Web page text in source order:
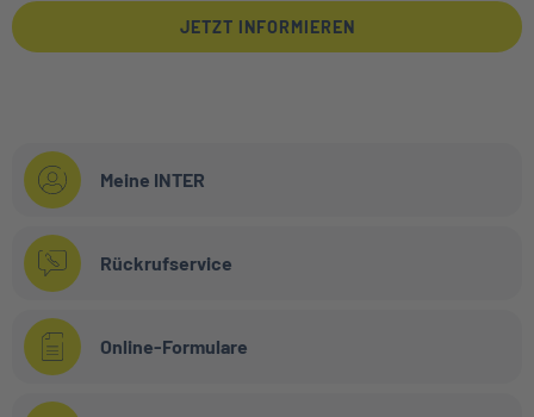
JETZT INFORMIEREN
Meine INTER
Rückrufservice
Online-Formulare